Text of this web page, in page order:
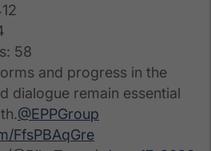
58
and progress in the
dialogue remain essential
@EPPGroup
FfsPBAqGre